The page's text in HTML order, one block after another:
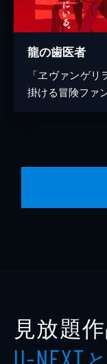
龍の歯医者
「ヱヴァンゲ
掛ける冒険ファ
見放題